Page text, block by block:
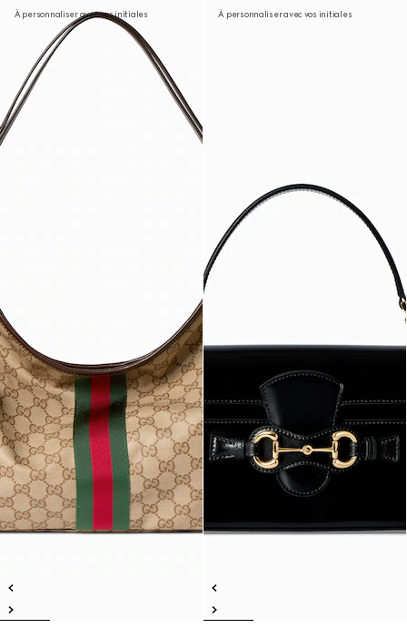
À personnaliser avec vos initiales À personnaliser avec vos initiales